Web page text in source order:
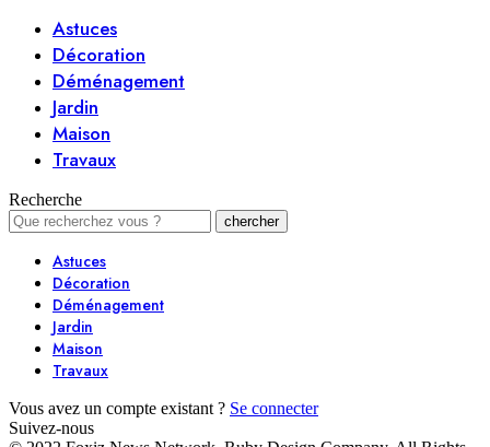
Astuces
Décoration
Déménagement
Jardin
Maison
Travaux
Recherche
Astuces
Décoration
Déménagement
Jardin
Maison
Travaux
Vous avez un compte existant ? Se connecter
Suivez-nous